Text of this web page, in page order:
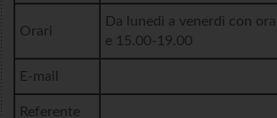
Orari
Da lunedì a venerdì con
e 15.00-19.00
E-mail
Referente